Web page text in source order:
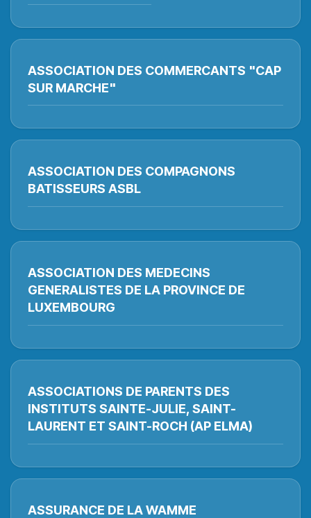
ASSOCIATION DES COMMERCANTS "CAP
SUR MARCHE"
ASSOCIATION DES COMPAGNONS
BATISSEURS ASBL
ASSOCIATION DES MEDECINS
GENERALISTES DE LA PROVINCE DE
LUXEMBOURG
ASSOCIATIONS DE PARENTS DES
INSTITUTS SAINTE-JULIE, SAINT-
LAURENT ET SAINT-ROCH (AP ELMA)
ASSURANCE DE LA WAMME